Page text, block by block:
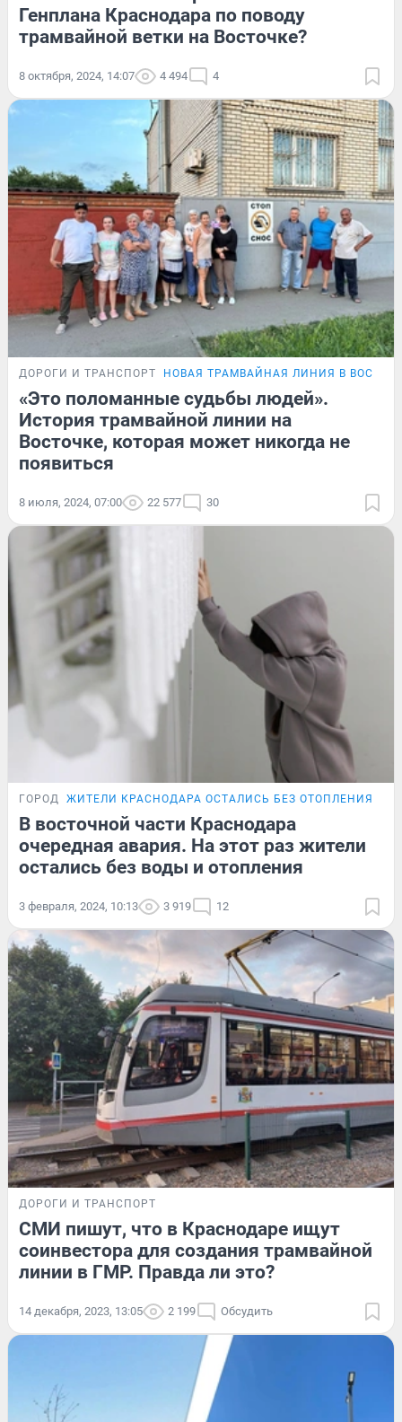
Генплана Краснодара по поводу
трамвайной ветки на Восточке?
8 октября, 2024, 14:07 4 494 4
ДОРОГИ И ТРАНСПОРТ НОВАЯ ТРАМВАЙНАЯ ЛИНИЯ В
«Это поломанные судьбы людей».
История трамвайной линии на
Восточке, которая может никогда не
появиться
8 июля, 2024, 07:00 22 577 30
ГОРОД ЖИТЕЛИ КРАСНОДАРА ОСТАЛИСЬ БЕЗ ОТОПЛЕНИЯ
В восточной части Краснодара
очередная авария. На этот раз жители
остались без воды и отопления
3 февраля, 2024, 10:13 3 919 12
ДОРОГИ И ТРАНСПОРТ
СМИ пишут, что в Краснодаре ищут
соинвестора для создания трамвайной
линии в ГМР. Правда ли это?
14 декабря, 2023, 13:05 2 199 Обсудить